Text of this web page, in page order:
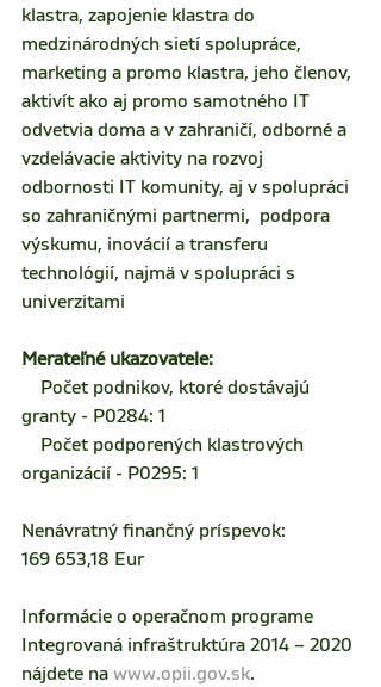
klastra, zapojenie klastra do
medzinárodných sietí spolupráce,
marketing a promo klastra, jeho členov,
aktivít ako aj promo samotného IT
odvetvia doma a v zahraničí, odborné a
vzdelávacie aktivity na rozvoj
odbornosti IT komunity, aj v spolupráci
so zahraničnými partnermi,  podpora
výskumu, inovácií a transferu
technológií, najmä v spolupráci s
univerzitami
Merateľné ukazovatele:
granty - P0284: 1
organizácií - P0295: 1
Nenávratný finančný príspevok:
169 653,18 Eur
Informácie o operačnom programe
Integrovaná infraštruktúra 2014 – 2020
nájdete na www.opii.gov.sk.